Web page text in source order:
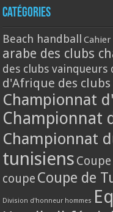
Catégories
Beach handball
arabe des clubs
des clubs vainqueurs
d'Afrique des
Championnat
Championnat
Championnat
tunisiens
coupe Coupe de
Division d'honneur hommes